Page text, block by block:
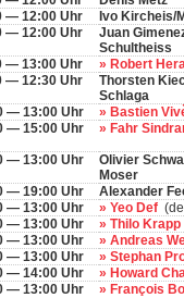
— 12:00 Uhr
Ivo Kircheis/
— 12:00 Uhr
Juan
Schultheiss
— 13:00 Uhr
» Robert
— 12:30 Uhr
Thorsten
Schlaga
— 13:00 Uhr
» Bastien
— 15:00 Uhr
» Fahr
— 13:00 Uhr
Olivier
Moser
— 19:00 Uhr
Alexander
— 13:00 Uhr
» Yeo Def
— 13:00 Uhr
» Thilo Krapp
— 13:00 Uhr
» Andreas
— 13:00 Uhr
» Stephan
— 14:00 Uhr
» Howard
— 13:00 Uhr
» François